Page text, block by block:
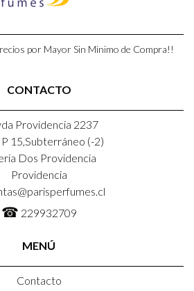
por Mayor Sin Minimo de Compra!!
CONTACTO
Providencia 2237
P 15,Subterráneo (-2)
Dos Providencia
Providencia
☎ 229932709
MENÚ
Contacto